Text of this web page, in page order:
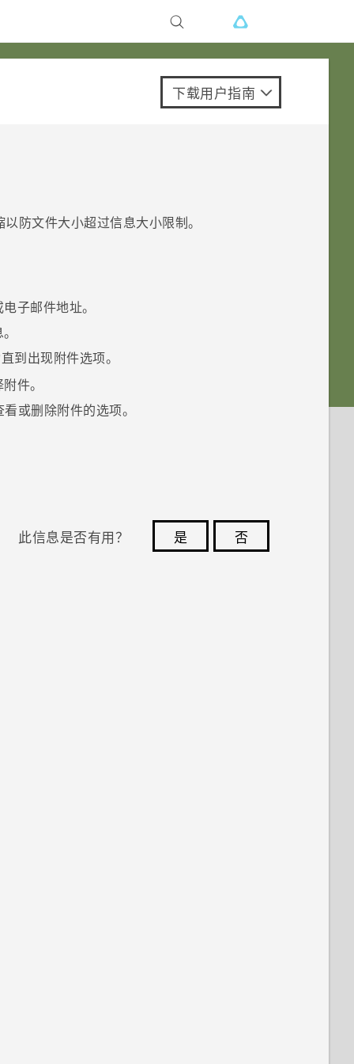
下载用户指南
防文件大小超过信息大小限制。
子邮件地址。
到出现附件选项。
件。
或删除附件的选项。
此信息是否有用？ 是
否